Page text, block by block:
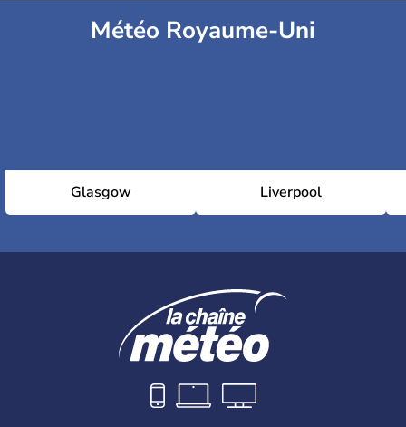
Météo Royaume-Uni
Glasgow Liverpool